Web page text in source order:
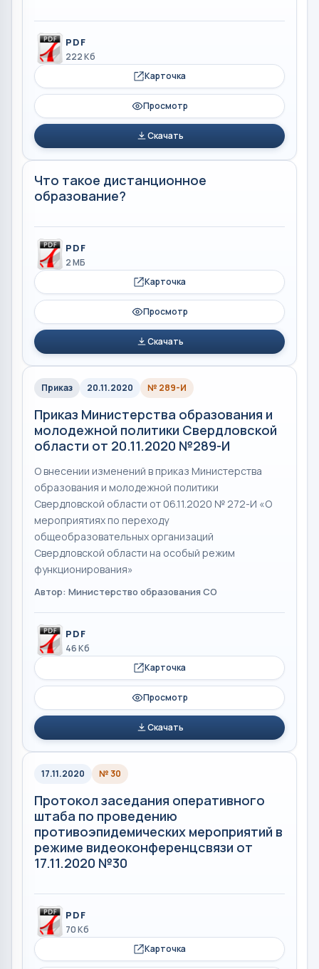
PDF
222 Кб
Карточка
Просмотр
Скачать
Что такое дистанционное
образование?
PDF
2 МБ
Карточка
Просмотр
Скачать
Приказ 20.11.2020 № 289-И
Приказ Министерства образования и
молодежной политики Свердловской
области от 20.11.2020 №289-И
О внесении изменений в приказ Министерства
образования и молодежной политики
Свердловской области от 06.11.2020 № 272-И «О
мероприятиях по переходу
общеобразовательных организаций
Свердловской области на особый режим
функционирования»
Автор: Министерство образования СО
PDF
46 Кб
Карточка
Просмотр
Скачать
17.11.2020 № 30
Протокол заседания оперативного
штаба по проведению
противоэпидемических мероприятий в
режиме видеоконференцсвязи от
17.11.2020 №30
PDF
70 Кб
Карточка